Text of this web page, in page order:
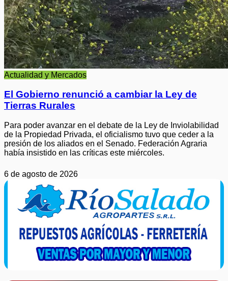
Actualidad y Mercados
El Gobierno renunció a cambiar la Ley de
Tierras Rurales
Para poder avanzar en el debate de la Ley de Inviolabilidad
de la Propiedad Privada, el oficialismo tuvo que ceder a la
presión de los aliados en el Senado. Federación Agraria
había insistido en las críticas este miércoles.
6 de agosto de 2026